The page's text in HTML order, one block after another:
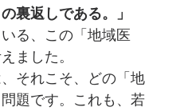
裏返しである。」
る、この「地域医
ました。
それこそ、どの「地
題です。これも、若